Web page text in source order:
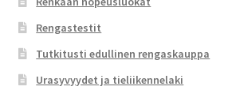
Rengastestit
Tutkitusti edullinen rengaskauppa
Urasyvyydet ja tieliikennelaki